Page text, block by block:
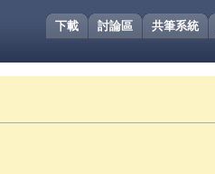
共筆系統
討論區
下載